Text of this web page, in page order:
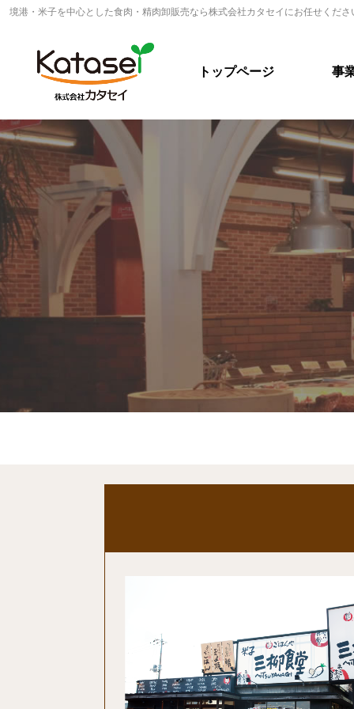
境港・米子を中心とした食肉・精肉卸販売なら株式会社カタセイにお任せくだ
トップページ 事